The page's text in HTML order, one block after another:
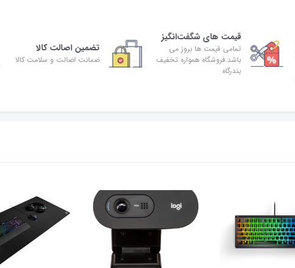
قیمت های شگفت‌انگیز
تمامی قیمت ها بروز می
باشد.فروشگاه همواره تخفیف
بندرگاه
تضمین اصالت کالا
ضمانت اصالت و سلامت کالا